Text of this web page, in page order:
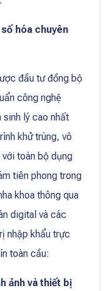
hóa chuyên
đầu tư đồng bộ
công nghệ
sinh lý cao nhất
khử trùng, vô
toàn bộ dụng
tiên phong trong
khoa thông qua
digital và các
nhập khẩu trực
toàn cầu:
ảnh và thiết bị